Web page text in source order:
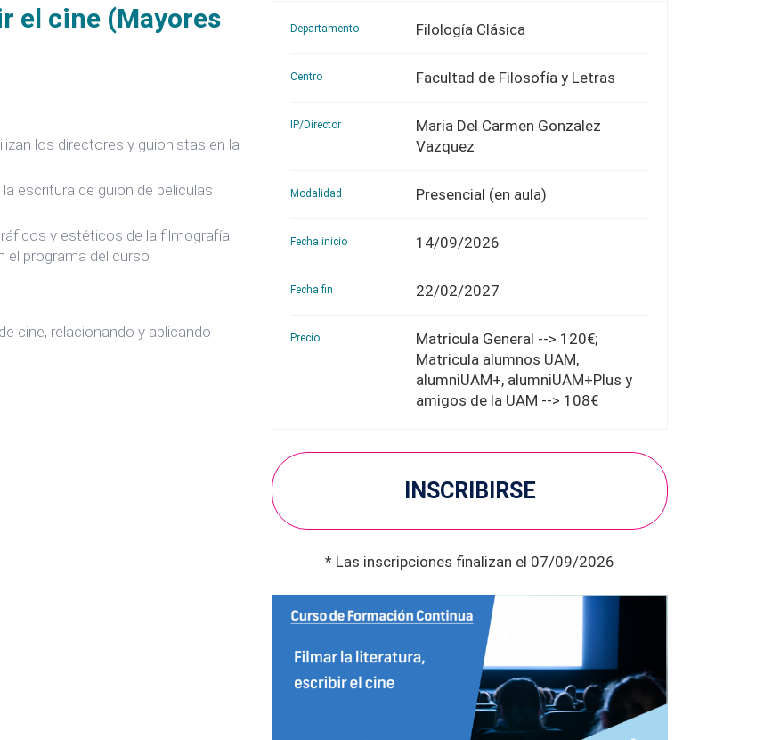
el cine (Mayores
los directores y guionistas en la
escritura de guion de películas
y estéticos de la filmografía
el programa del curso
cine, relacionando y aplicando
Departamento Filología Clásica
Centro Facultad de Filosofía y Letras
IP/Director
Maria Del Carmen Gonzalez
Vazquez
Modalidad Presencial (en aula)
Fecha inicio 14/09/2026
Fecha fin 22/02/2027
Precio
Matricula General --> 120€;
Matricula alumnos UAM,
alumniUAM+, alumniUAM+Plus y
amigos de la UAM --> 108€
INSCRIBIRSE
* Las inscripciones finalizan el 07/09/2026